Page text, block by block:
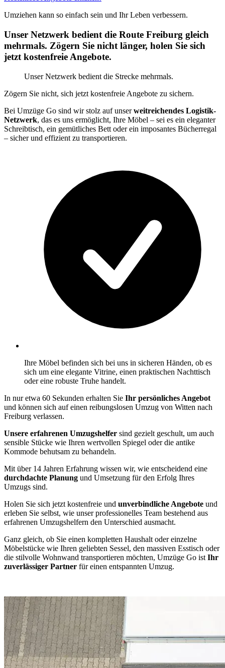
Umziehen kann so einfach sein und Ihr Leben verbessern.
Unser Netzwerk bedient die Route Freiburg gleich
mehrmals. Zögern Sie nicht länger, holen Sie sich
jetzt kostenfreie Angebote.
Unser Netzwerk bedient die Strecke mehrmals.
Zögern Sie nicht, sich jetzt kostenfreie Angebote zu sichern.
Bei Umzüge Go sind wir stolz auf unserweitreichendes Logistik-
Netzwerk, das es uns ermöglicht, Ihre Möbel – sei es ein eleganter
Schreibtisch, ein gemütliches Bett oder ein imposantes Bücherregal
– sicher und effizient zu transportieren.
Ihre Möbel befinden sich bei uns in sicheren Händen, ob es
sich um eine elegante Vitrine, einen praktischen Nachttisch
oder eine robuste Truhe handelt.
In nur etwa 60 Sekunden erhalten Sie Ihr persönliches Angebot
und können sich auf einen reibungslosen Umzug von Witten nach
Freiburg verlassen.
Unsere erfahrenen Umzugshelfer sind gezielt geschult, um auch
sensible Stücke wie Ihren wertvollen Spiegel oder die antike
Kommode behutsam zu behandeln.
Mit über 14 Jahren Erfahrung wissen wir, wie entscheidend eine
durchdachte Planung und Umsetzung für den Erfolg Ihres
Umzugs sind.
Holen Sie sich jetzt kostenfreie und unverbindliche Angebote und
erleben Sie selbst, wie unser professionelles Team bestehend aus
erfahrenen Umzugshelfern den Unterschied ausmacht.
Ganz gleich, ob Sie einen kompletten Haushalt oder einzelne
Möbelstücke wie Ihren geliebten Sessel, den massiven Esstisch oder
die stilvolle Wohnwand transportieren möchten, Umzüge Go ist Ihr
zuverlässiger Partner für einen entspannten Umzug.